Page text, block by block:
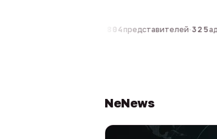
804представителей·325
NeNews